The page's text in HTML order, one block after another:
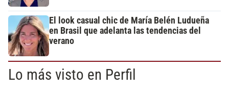
El look casual chic de María Belén Ludueña
en Brasil que adelanta las tendencias del
verano
Lo más visto en Perfil